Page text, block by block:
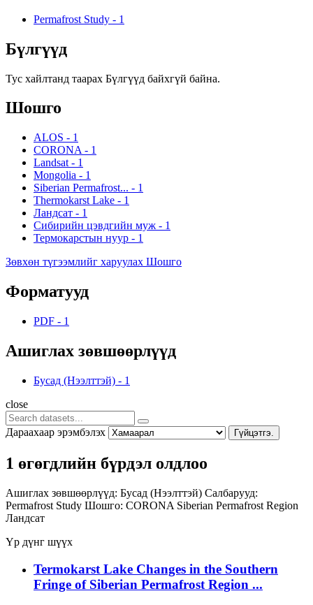
Permafrost Study - 1
Бүлгүүд
Тус хайлтанд таарах Бүлгүүд байхгүй байна.
Шошго
ALOS - 1
CORONA - 1
Landsat - 1
Mongolia - 1
Siberian Permafrost... - 1
Thermokarst Lake - 1
Ландсат - 1
Сибирийн цэвдгийн муж - 1
Термокарстын нуур - 1
Зөвхөн түгээмлийг харуулах Шошго
Форматууд
PDF - 1
Ашиглах зөвшөөрлүүд
Бусад (Нээлттэй) - 1
close
Дараахаар эрэмбэлэх Гүйцэтгэ.
1 өгөгдлийн бүрдэл олдлоо
Ашиглах зөвшөөрлүүд: Бусад (Нээлттэй) Салбарууд:
Permafrost Study Шошго: CORONA Siberian Permafrost Region
Ландсат
Үр дүнг шүүх
Termokarst Lake Changes in the Southern
Fringe of Siberian Permafrost Region ...